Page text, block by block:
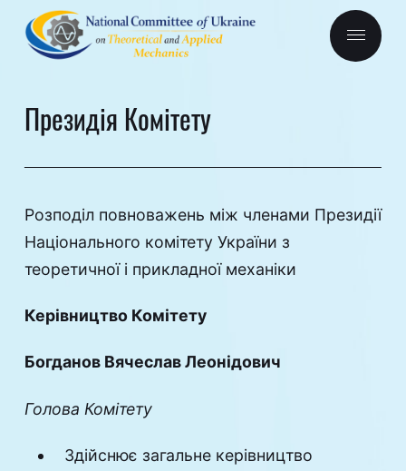
Президія Комітету
Розподіл повноважень між членами Президії
Національного комітету України з
теоретичної і прикладної механіки
Керівництво Комітету
Богданов Вячеслав Леонідович
Голова Комітету
Здійснює загальне керівництво